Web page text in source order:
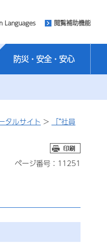
Languages 閲覧補助機能
防災・安全・安心
タルサイト >
「“社員
ページ番号：11251